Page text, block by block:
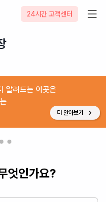
24시간 고객센터
알려드는 이곳은
더 알아보기
엇인가요?